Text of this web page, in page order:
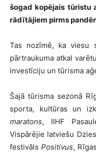
šogad kopējais tūristu
rādītājiem pirms
Tas nozīmē, ka viesu
pārtraukuma atkal
investīciju un tūrisma
Šajā tūrisma sezonā
sporta, kultūras un
maratons, IIHF
Vispārējie latviešu
festivāls Positivus,